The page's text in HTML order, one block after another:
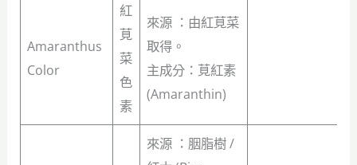
Amaranthus
Color
紅
莧
菜
色
素
來源 ：由紅莧菜
取得。
主成分：莧紅素
(Amaranthin)
來源 ：胭脂樹 /